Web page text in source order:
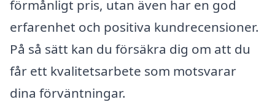
förmånligt pris, utan även har en god
erfarenhet och positiva kundrecensioner.
På så sätt kan du försäkra dig om att du
får ett kvalitetsarbete som motsvarar
dina förväntningar.